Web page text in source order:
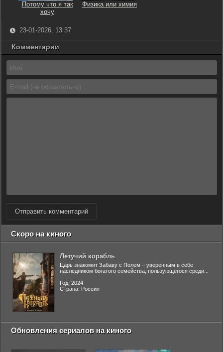
Потому что я так
хочу
Физика или химия
23-01-2026, 13:37
Комментарии
Отправить комментарий
Скоро на киного
Летучий корабль
Царь знакомит Забаву с Полем – уверенным в себе
наследником богатого семейства, пользующегося среди...
Год: 2024
Страна: Россия
Обновления сериалов на киного